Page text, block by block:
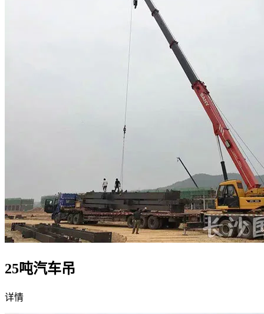
25吨汽车吊
详情